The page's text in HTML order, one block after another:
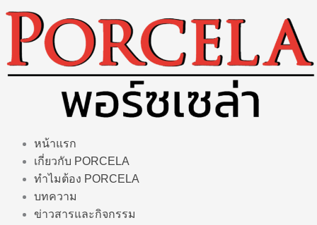
content
หน้าแรก
เกี่ยวกับ PORCELA
ทำไมต้อง PORCELA
บทความ
ข่าวสารและกิจกรรม